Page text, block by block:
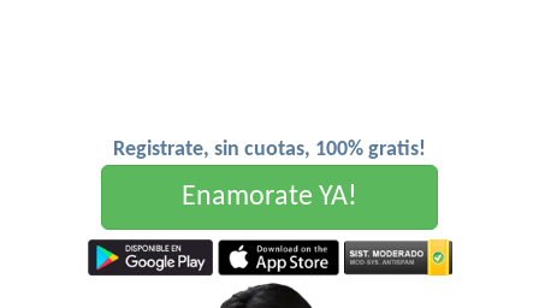
Registrate, sin cuotas, 100% gratis!
Enamorate YA!